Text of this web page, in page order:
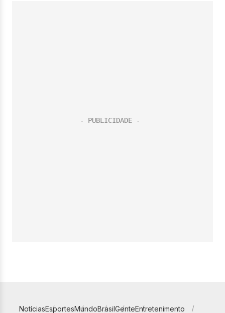
NotíciasEsportesMundoBrasilGenteEntretenimento